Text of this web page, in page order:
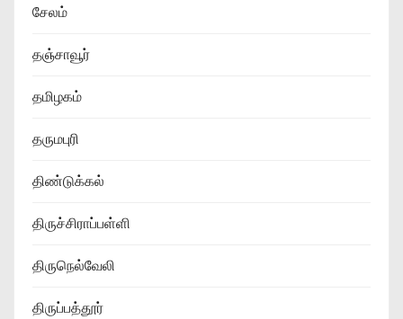
சேலம்
தஞ்சாவூர்
தமிழகம்
தருமபுரி
திண்டுக்கல்
திருச்சிராப்பள்ளி
திருநெல்வேலி
திருப்பத்தூர்